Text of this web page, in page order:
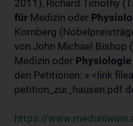
2011), Richard Timothy
für Medizin oder
Kornberg
von John Michael Bishop
Medizin oder Physiologie
den Petitionen: » <link
petition_zur_hausen.pdf
https://